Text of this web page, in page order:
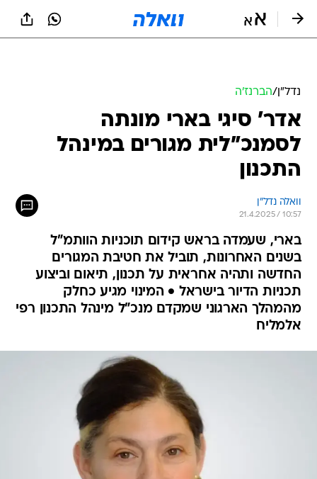
נדל״ן/הברנז'ה
אדר' סיגי בארי מונתה
לסמנכ"לית מגורים במינהל
התכנון
וואלה נדל"ן
21.4.2025 / 10:57
בארי, שעמדה בראש קידום תוכניות הוותמ"ל
בשנים האחרונות, תוביל את חטיבת המגורים
החדשה ותהיה אחראית על תכנון, תיאום וביצוע
תכניות הדיור בישראל • המינוי מגיע כחלק
מהמהלך הארגוני שמקדם מנכ"ל מינהל התכנון רפי
אלמליח